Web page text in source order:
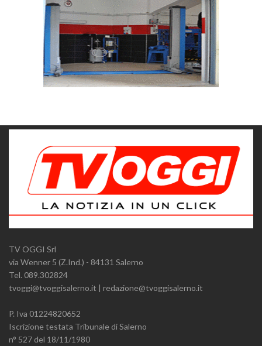
TV OGGI Srl
via Wenner 5 (Z.Ind.) - 84131 Salerno
Tel. 089.302824
tvoggi@tvoggisalerno.it | redazione@tvoggisalerno.it
P. Iva 01224820652
Iscrizione testata Tribunale di Salerno
n° 527 del 18/11/1980